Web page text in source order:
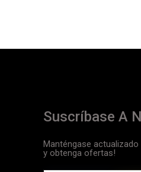
Suscríbase A
Manténgase
y obtenga ofertas!